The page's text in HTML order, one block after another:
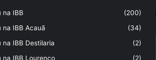
na IBB
(200)
IBB Acauã
(34)
IBB Destilaria
(2)
na IBB Lourenço
(2)